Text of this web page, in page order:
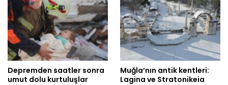
Depremden saatler sonra
umut dolu kurtuluşlar
Muğla’nın antik kentleri:
Lagina ve Stratonikeia